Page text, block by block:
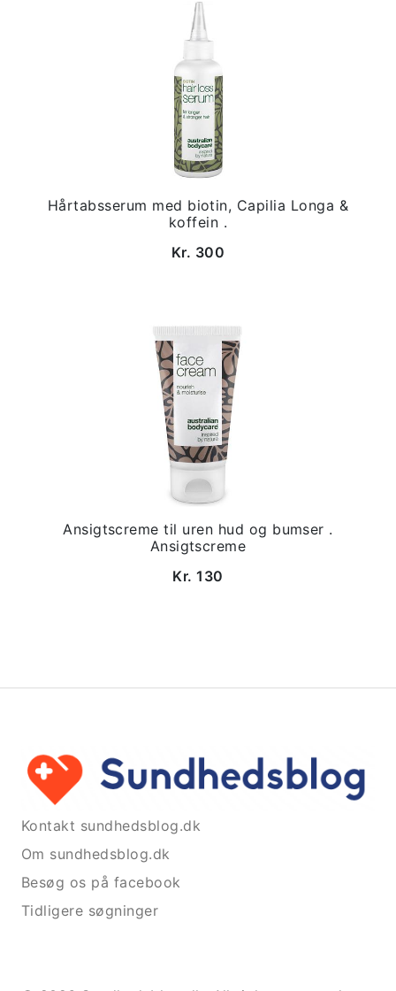
Hårtabsserum med biotin, Capilia Longa &
koffein .
Kr. 300
Ansigtscreme til uren hud og bumser .
Ansigtscreme
Kr. 130
Kontakt sundhedsblog.dk
Om sundhedsblog.dk
Besøg os på facebook
Tidligere søgninger